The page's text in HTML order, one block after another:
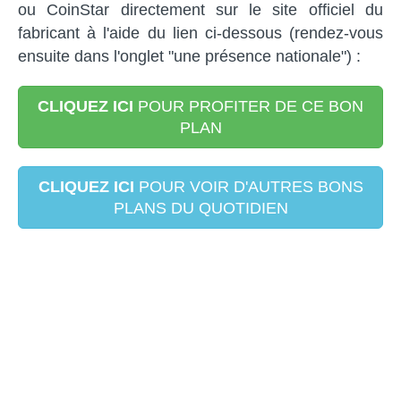
ou CoinStar directement sur le site officiel du
fabricant à l'aide du lien ci-dessous (rendez-vous
ensuite dans l'onglet "une présence nationale") :
CLIQUEZ ICI POUR PROFITER DE CE BON
PLAN
CLIQUEZ ICI POUR VOIR D'AUTRES BONS
PLANS DU QUOTIDIEN